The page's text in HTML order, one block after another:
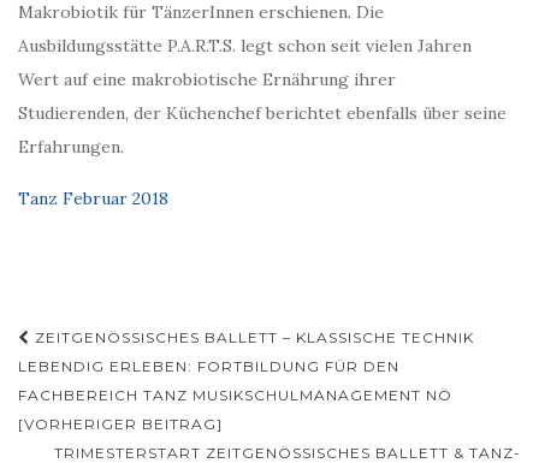
Makrobiotik für TänzerInnen erschienen. Die
Ausbildungsstätte P.A.R.T.S. legt schon seit vielen Jahren
Wert auf eine makrobiotische Ernährung ihrer
Studierenden, der Küchenchef berichtet ebenfalls über seine
Erfahrungen.
Tanz Februar 2018
Beitragsnavigation
ZEITGENÖSSISCHES BALLETT – KLASSISCHE TECHNIK
LEBENDIG ERLEBEN: FORTBILDUNG FÜR DEN
FACHBEREICH TANZ MUSIKSCHULMANAGEMENT NÖ
[VORHERIGER BEITRAG]
TRIMESTERSTART ZEITGENÖSSISCHES BALLETT & TANZ-